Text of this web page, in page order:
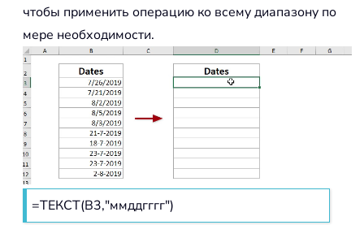
чтобы применить операцию ко всему диапазону по
мере необходимости.
=ТЕКСТ(B3,"ммддгггг")